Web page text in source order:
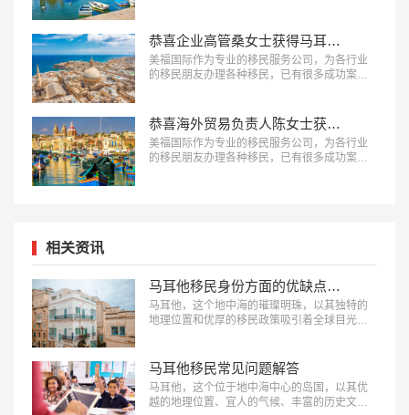
恭喜企业高管桑女士获得马耳他永久居留权！
美福国际作为专业的移民服务公司，为各行业
的移民朋友办理各种移民，已有很多成功案
恭喜海外贸易负责人陈女士获得马耳他永久居留权！
美福国际作为专业的移民服务公司，为各行业
的移民朋友办理各种移民，已有很多成功案
相关资讯
马耳他移民身份方面的优缺点有哪些
马耳他，这个地中海的璀璨明珠，以其独特的
地理位置和优厚的移民政策吸引着全球目光。
划开启新生活的移民者至关重要，能让他们更
好地适应和规划未来。下面美福国际为大家简
单盘点马耳他移民身份方面的优缺点有哪些。
…
马耳他移民常见问题解答
马耳他，这个位于地中海中心的岛国，以其优
越的地理位置、宜人的气候、丰富的历史文化